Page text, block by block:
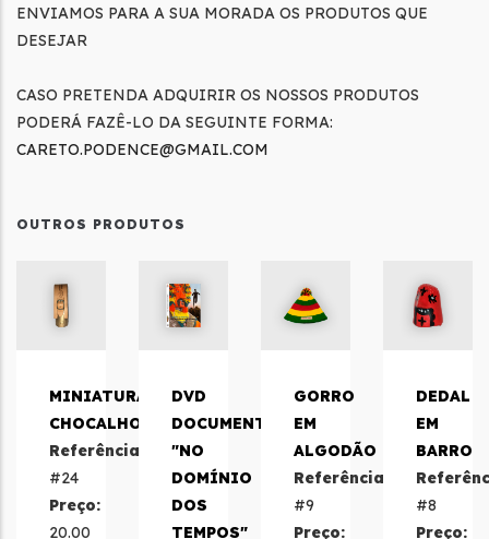
ENVIAMOS PARA A SUA MORADA OS PRODUTOS QUE
DESEJAR
CASO PRETENDA ADQUIRIR OS NOSSOS PRODUTOS
PODERÁ FAZÊ-LO DA SEGUINTE FORMA:
CARETO.PODENCE@GMAIL.COM
OUTROS PRODUTOS
MINIATURA
CHOCALHO
Referência:
#24
Preço:
20.00
DVD
DOCUMENTÁRIO
"NO
DOMÍNIO
DOS
TEMPOS"
GORRO
EM
ALGODÃO
Referência:
#9
Preço:
DEDAL
EM
BARRO
#8
Preço: